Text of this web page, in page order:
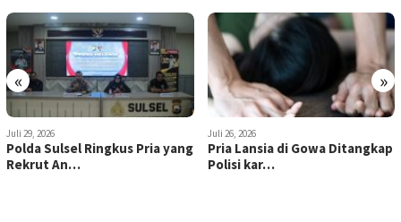
« »
Juli 29, 2026
Polda Sulsel Ringkus Pria yang
Rekrut An…
Juli 26, 2026
Pria Lansia di Gowa Ditangkap
Polisi kar…